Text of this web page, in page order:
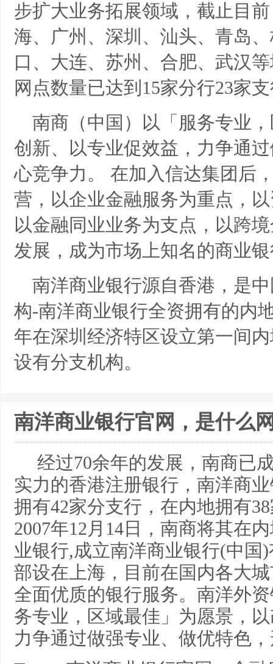
步扩大业务拓展领域，截止目
海、广州、深圳、汕头、青岛
口、大连、苏州、合肥、武汉
网点数量已达到15家分行23家
南商（中国）以「服务专业
创新、以专业促效益，力争通
心竞争力。 在加入信达集团后
营，以企业金融服务为重点，
以金融同业业务为支点，以跨
发展，成为市场上知名的商业
南洋商业银行源自香港，是
构-南洋商业银行全资拥有的内
年在深圳经济特区设立第一间
设有分支机构。
南洋商业银行官网，是什么
经过70余年的发展，南商已
实力的香港注册银行，南洋商
拥有42家分支行，在内地拥有
2007年12月14日，南商将其在
业银行,成立南洋商业银行(中国
部设在上海，目前在国内各大
全面优质的银行服务。南洋外
务专业，区域最佳」为愿景，
力争通过做强专业、做优特色